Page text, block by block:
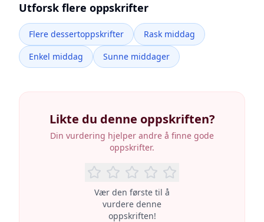
Utforsk flere oppskrifter
Flere dessertoppskrifter
Rask middag
Enkel middag
Sunne middager
Likte du denne oppskriften?
Din vurdering hjelper andre å finne gode
oppskrifter.
Vær den første til å
vurdere denne
oppskriften!